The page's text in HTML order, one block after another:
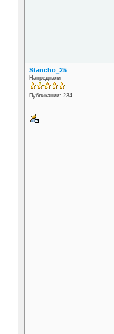
Stancho_25
Напреднали
Публикации: 234